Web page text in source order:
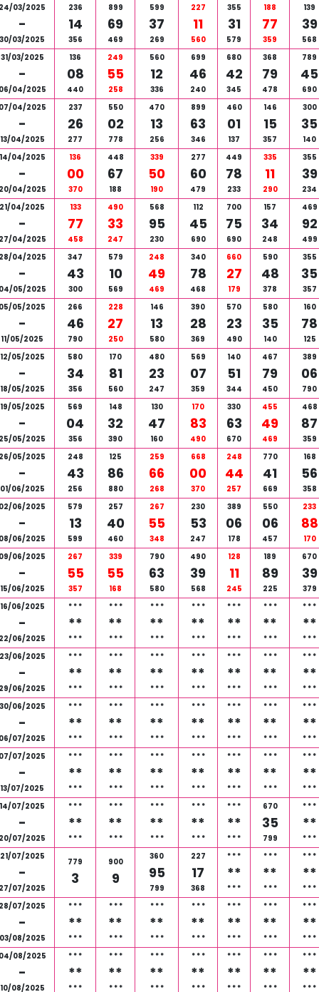
03/2025
-
30/03/2025
236
14
356
899
69
469
599
37
269
227
11
560
355
31
579
188
77
359
139
39
568
31/03/2025
-
04/2025
136
08
440
249
55
258
560
12
336
699
46
240
680
42
345
368
79
478
789
45
690
04/2025
-
13/04/2025
237
26
277
550
02
778
470
13
256
899
63
346
460
01
137
146
15
357
300
35
140
04/2025
-
04/2025
136
00
370
448
67
188
339
50
190
277
60
479
449
78
233
335
11
290
355
39
234
21/04/2025
-
04/2025
133
77
458
490
33
247
568
95
230
112
45
690
700
75
690
157
34
248
469
92
499
04/2025
-
05/2025
347
43
300
579
10
569
248
49
469
340
78
468
660
27
179
590
48
378
355
35
357
05/2025
-
11/05/2025
266
46
790
228
27
250
146
13
580
390
28
369
570
23
490
580
35
140
160
78
125
12/05/2025
-
18/05/2025
580
34
356
170
81
560
480
23
247
569
07
359
140
51
344
467
79
450
389
06
790
19/05/2025
-
05/2025
569
04
356
148
32
390
130
47
160
170
83
490
330
63
670
455
49
469
468
87
359
05/2025
-
01/06/2025
248
43
256
125
86
880
259
66
268
668
00
370
248
44
257
770
41
669
168
56
358
06/2025
-
06/2025
579
13
599
257
40
460
267
55
348
230
53
247
389
06
178
550
06
457
233
88
170
06/2025
-
15/06/2025
267
55
357
339
55
168
790
63
580
490
39
568
128
11
245
189
89
225
670
39
379
16/06/2025
-
06/2025
* * *
**
* * *
* * *
**
* * *
* * *
**
* * *
* * *
**
* * *
* * *
**
* * *
* * *
**
* * *
* * *
**
* * *
06/2025
-
06/2025
* * *
**
* * *
* * *
**
* * *
* * *
**
* * *
* * *
**
* * *
* * *
**
* * *
* * *
**
* * *
* * *
**
* * *
06/2025
-
07/2025
* * *
**
* * *
* * *
**
* * *
* * *
**
* * *
* * *
**
* * *
* * *
**
* * *
* * *
**
* * *
* * *
**
* * *
07/2025
-
13/07/2025
* * *
**
* * *
* * *
**
* * *
* * *
**
* * *
* * *
**
* * *
* * *
**
* * *
* * *
**
* * *
* * *
**
* * *
14/07/2025
-
07/2025
* * *
**
* * *
* * *
**
* * *
* * *
**
* * *
* * *
**
* * *
* * *
**
* * *
670
35
799
* * *
**
* * *
21/07/2025
-
07/2025
779
3
900
9
360
95
799
227
17
368
* * *
**
* * *
* * *
**
* * *
* * *
**
* * *
07/2025
-
08/2025
* * *
**
* * *
* * *
**
* * *
* * *
**
* * *
* * *
**
* * *
* * *
**
* * *
* * *
**
* * *
* * *
**
* * *
08/2025
-
10/08/2025
* * *
**
* * *
* * *
**
* * *
* * *
**
* * *
* * *
**
* * *
* * *
**
* * *
* * *
**
* * *
* * *
**
* * *